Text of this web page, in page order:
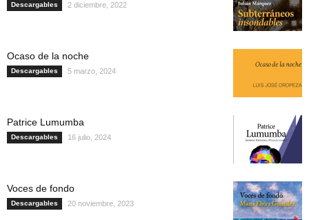
Descargables 2 diciembre, 2022
Ocaso de la noche
Descargables 5 marzo, 2024
Patrice Lumumba
Descargables 16 julio, 2024
Voces de fondo
Descargables 20 noviembre, 2023